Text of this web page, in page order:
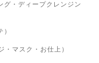
・ディープクレンジン
マスク・お仕上）